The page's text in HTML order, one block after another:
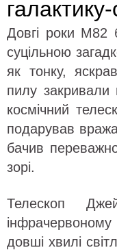
Довгі роки
суцільною
як тонку,
пилу закривали
космічний
подарував
бачив
зорі.
Телескоп
довші хвилі